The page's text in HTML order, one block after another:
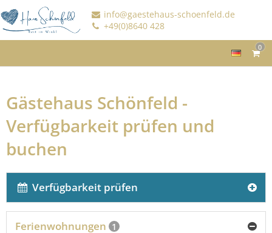
info@gaestehaus-schoenfeld.de
+49(0)8640 428
0
Gästehaus Schönfeld -
Verfügbarkeit prüfen und
buchen
Verfügbarkeit prüfen
Ferienwohnungen 1